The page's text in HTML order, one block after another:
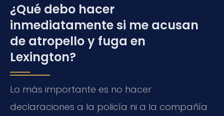
¿Qué debo hacer
inmediatamente si me acusan
de atropello y fuga en
Lexington?
Lo más importante es no hacer
declaraciones a la policía ni a la compañía